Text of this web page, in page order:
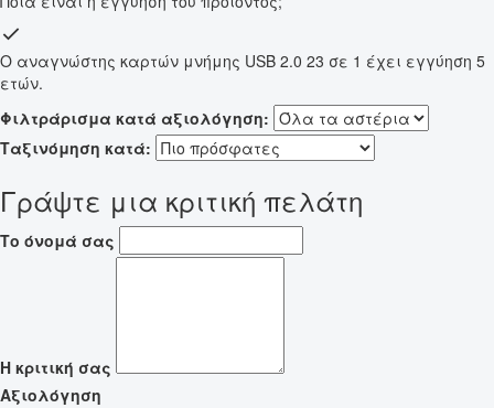
Ο αναγνώστης καρτών μνήμης USB 2.0 23 σε 1 έχει εγγύηση 5
ετών.
Φιλτράρισμα κατά αξιολόγηση:
Ταξινόμηση κατά:
Γράψτε μια κριτική πελάτη
Το όνομά σας
Η κριτική σας
Αξιολόγηση